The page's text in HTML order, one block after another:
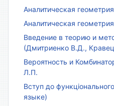
Аналитическая
Аналитическая
Введение в теорию и
(Дмитриенко В.Д.,
Вероятность и
Л.П.
Вступ до
языке)